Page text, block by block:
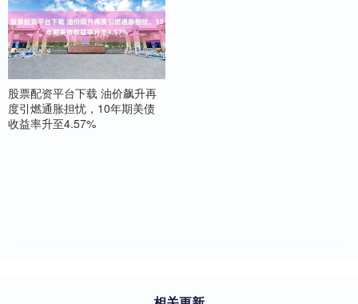
股票配资平台下载 油价飙升再
度引燃通胀担忧，10年期美债
收益率升至4.57%